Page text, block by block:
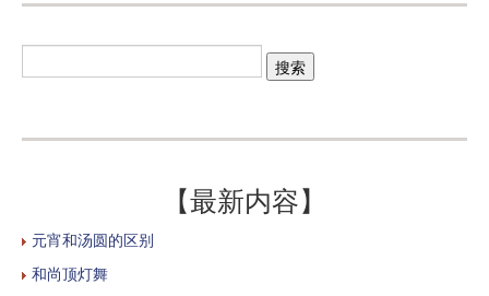
【最新内容】
元宵和汤圆的区别
和尚顶灯舞